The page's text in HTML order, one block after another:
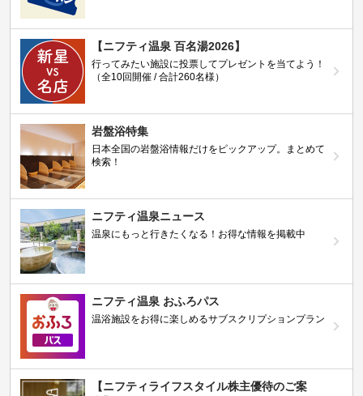
【ニフティ温泉 百名湯2026】
行ってみたい施設に投票してプレゼントを当てよう！
（全10回開催 / 合計260名様）
岩盤浴特集
日本全国の岩盤浴情報だけをピックアップ。まとめて
検索！
ニフティ温泉ニュース
温泉にもっと行きたくなる！お得な情報を掲載中
ニフティ温泉 おふろパス
温浴施設をお得に楽しめるサブスクリプションプラン
【ニフティライフスタイル株主優待のご案